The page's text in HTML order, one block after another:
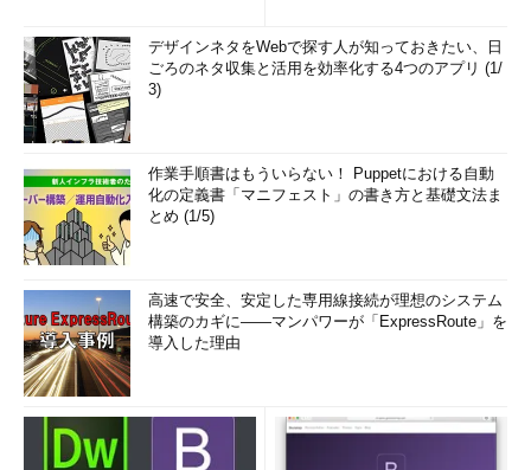
デザインネタをWebで探す人が知っておきたい、日
ごろのネタ収集と活用を効率化する4つのアプリ (1/
3)
作業手順書はもういらない！ Puppetにおける自動
化の定義書「マニフェスト」の書き方と基礎文法ま
とめ (1/5)
高速で安全、安定した専用線接続が理想のシステム
構築のカギに――マンパワーが「ExpressRoute」を
導入した理由